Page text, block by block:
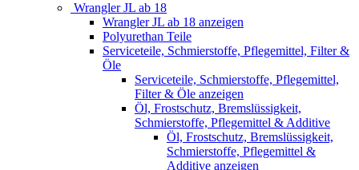
Wrangler JL ab 18
Wrangler JL ab 18 anzeigen
Polyurethan Teile
Serviceteile, Schmierstoffe, Pflegemittel, Filter &
Öle
Serviceteile, Schmierstoffe, Pflegemittel,
Filter & Öle anzeigen
Öl, Frostschutz, Bremslüssigkeit,
Schmierstoffe, Pflegemittel & Additive
Öl, Frostschutz, Bremslüssigkeit,
Schmierstoffe, Pflegemittel &
Additive anzeigen